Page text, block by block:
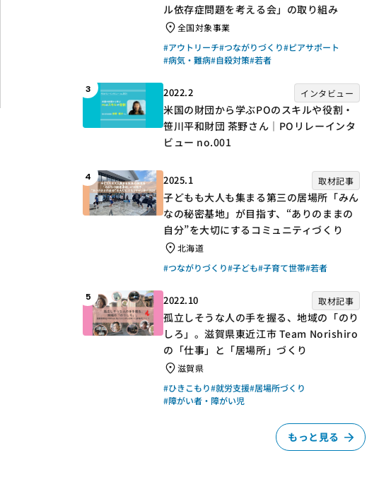
ル依存症問題を考える会」の取り組み
全国対象事業
#アウトリーチ#つながりづくり#ピアサポート
#病気・難病#自殺対策#若者
3 2022.2 インタビュー
米国の財団から学ぶPOのスキルや役割・
笹川平和財団 茶野さん｜POリレーインタ
ビュー no.001
4 2025.1 取材記事
子どもも大人も集まる第三の居場所「みん
なの秘密基地」が目指す、“ありのままの
自分”を大切にするコミュニティづくり
北海道
#つながりづくり#子ども#子育て世帯#若者
5 2022.10 取材記事
孤立しそうな人の手を握る、地域の「のり
しろ」。滋賀県東近江市 Team Norishiro
の「仕事」と「居場所」づくり
滋賀県
#ひきこもり#就労支援#居場所づくり
#障がい者・障がい児
もっと見る